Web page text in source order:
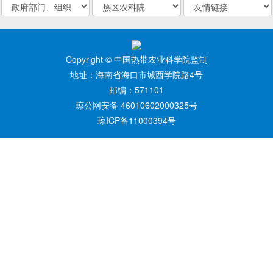
Copyright © 中国热带农业科学院监制
地址：海南省海口市城西学院路4号
邮编：571101
琼公网安备 46010602000325号
琼ICP备11000394号